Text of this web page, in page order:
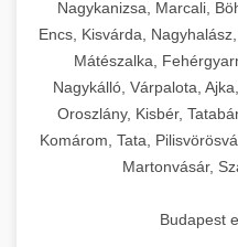
Ipari sütők és
chef-
használatot,
Ipari
választéka -
kereskedelmi
hőmérsékletet
rendszerekkel,
technológiával
acél konstrukció és
karbantartási
élettartamot és az
Ipari
tisztíthatók,
megfelelnek az
előírásnak.
állnak
kivitelben, az
feldolgozandó
Biztonságos
berendezést
egy modern,
kereskedelmi
és
grillsütők,
Nagykanizsa, Marcali,
Encs, Kisvárda,
Mátészalka,
Nagykálló, Várpalota,
Oroszlány, Kisbér,
Komárom, Tata,
Martonvásár,
Budapest